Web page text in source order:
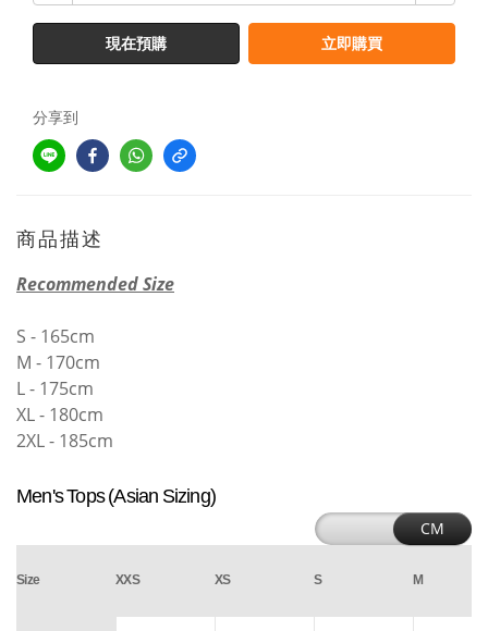
現在預購 立即購買
分享到
商品描述
Recommended Size
S - 165cm
M - 170cm
L - 175cm
XL - 180cm
2XL - 185cm
Men's Tops (Asian Sizing)
CM
Size XXS XS S M